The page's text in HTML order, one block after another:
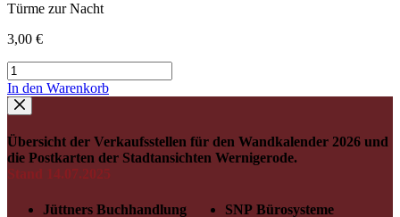
Türme zur Nacht
3,00 €
Türme
zur
Nacht
Menge
In den Warenkorb
Übersicht der Verkaufsstellen für den Wandkalender 2026 und
die Postkarten der Stadtansichten Wernigerode.
Stand 14.07.2025
Jüttners Buchhandlung
SNP Bürosysteme